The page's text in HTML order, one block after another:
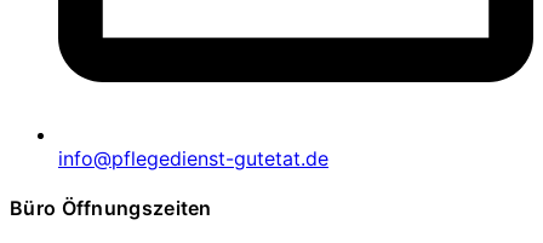
info@pflegedienst-gutetat.de
Büro Öffnungszeiten